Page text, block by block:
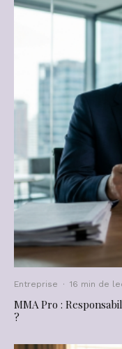
Entreprise · 16 min de
MMA Pro :
?